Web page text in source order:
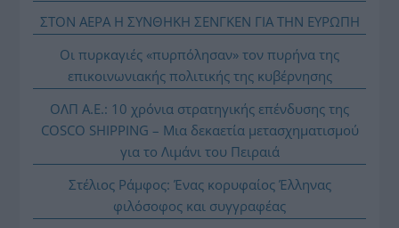
ΣΤΟΝ ΑΕΡΑ Η ΣΥΝΘΗΚΗ ΣΕΝΓΚΕΝ ΓΙΑ ΤΗΝ ΕΥΡΩΠΗ
Οι πυρκαγιές «πυρπόλησαν» τον πυρήνα της
επικοινωνιακής πολιτικής της κυβέρνησης
ΟΛΠ Α.Ε.: 10 χρόνια στρατηγικής επένδυσης της
COSCO SHIPPING – Μια δεκαετία μετασχηματισμού
για το Λιμάνι του Πειραιά
Στέλιος Ράμφος: Ένας κορυφαίος Έλληνας
φιλόσοφος και συγγραφέας